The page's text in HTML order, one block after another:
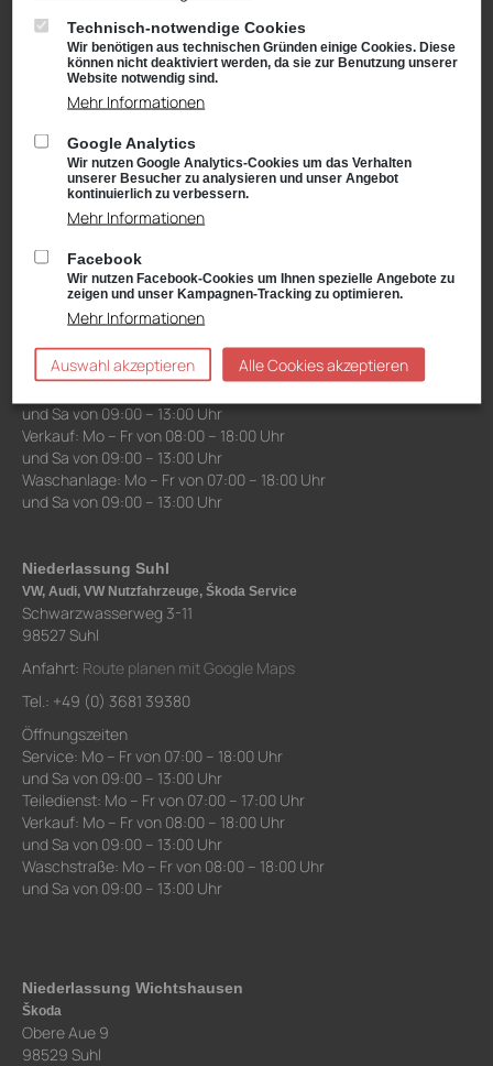
und Sa von 09:00 – 13:00 Uhr
Verkauf: Mo – Fr von 08:00 – 18:00 Uhr
und Sa von 09:00 – 13:00 Uhr
Waschanlage: Mo – Fr von 07:00 – 18:00 Uhr
und Sa von 09:00 – 13:00 Uhr
Niederlassung Gotha
CUPRA & SEAT
Cyrusstraße 22
99867 Gotha
Anfahrt:Route planen mit Google Maps
Tel.: +49 (0) 3621 45040
Öffnungszeiten
Service: Mo – Fr von 08:00 – 18:00 Uhr
und Sa von 09:00 – 13:00 Uhr
und Sa von 09:00 – 13:00 Uhr
Verkauf: Mo – Fr von 08:00 – 18:00 Uhr
und Sa von 09:00 – 13:00 Uhr
Waschanlage: Mo – Fr von 07:00 – 18:00 Uhr
und Sa von 09:00 – 13:00 Uhr
Niederlassung Suhl
VW, Audi, VW Nutzfahrzeuge, Škoda Service
Schwarzwasserweg 3-11
98527 Suhl
Anfahrt: Route planen mit Google Maps
Tel.: +49 (0) 3681 39380
Öffnungszeiten
Service: Mo – Fr von 07:00 – 18:00 Uhr
und Sa von 09:00 – 13:00 Uhr
Teiledienst: Mo – Fr von 07:00 – 17:00 Uhr
Verkauf: Mo – Fr von 08:00 – 18:00 Uhr
und Sa von 09:00 – 13:00 Uhr
Waschstraße: Mo – Fr von 08:00 – 18:00 Uhr
und Sa von 09:00 – 13:00 Uhr
Niederlassung Wichtshausen
Škoda
Obere Aue 9
98529 Suhl
Technisch-notwendige Cookies
Wir benötigen aus technischen Gründen einige Cookies. Diese
können nicht deaktiviert werden, da sie zur Benutzung unserer
Website notwendig sind.
Mehr Informationen
Google Analytics
Wir nutzen Google Analytics-Cookies um das Verhalten
unserer Besucher zu analysieren und unser Angebot
kontinuierlich zu verbessern.
Mehr Informationen
Facebook
Wir nutzen Facebook-Cookies um Ihnen spezielle Angebote zu
zeigen und unser Kampagnen-Tracking zu optimieren.
Mehr Informationen
Auswahl akzeptieren Alle Cookies akzeptieren